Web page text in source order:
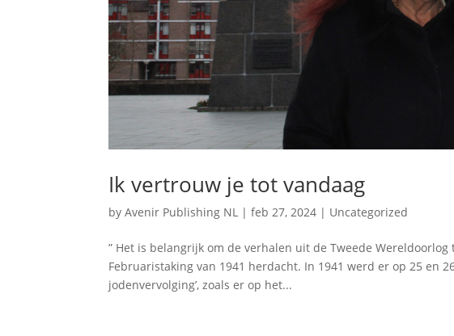
Ik vertrouw je tot vandaag
byAvenir Publishing NL |feb 27, 2024 | Uncategorized
” Het is belangrijk om de verhalen uit de Tweede
Februaristaking van 1941 herdacht. In 1941 werd er op 25 en
jodenvervolging’, zoals er op het...